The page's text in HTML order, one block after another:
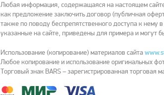
Любая информация, содержащаяся на настоящем
как предложение заключить договор (публичная
также по поводу беспрепятственного доступа к нему
указанные на сайте, приведены для примера и могут
Использование (копирование) материалов сайта
Любое копирование и использование оригинальных
Торговый знак BARS – зарегистрированная